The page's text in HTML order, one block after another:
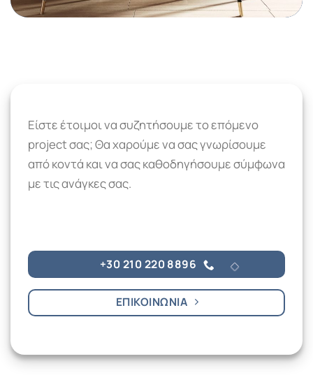
Είστε έτοιμοι να συζητήσουμε το επόμενο
project σας; Θα χαρούμε να σας γνωρίσουμε
από κοντά και να σας καθοδηγήσουμε σύμφωνα
με τις ανάγκες σας.
+30 210 220 8896
ΕΠΙΚΟΙΝΩΝΙΑ